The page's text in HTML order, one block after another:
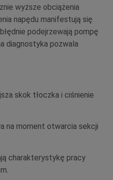
wyższe obciążenia
napędu manifestują się
podejrzewają pompę
diagnostyka pozwala
skok tłoczka i ciśnienie
na moment otwarcia sekcji
charakterystykę pracy